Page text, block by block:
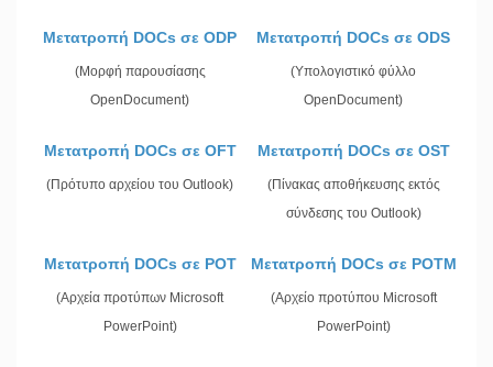
Μετατροπή DOCs σε ODP
(Μορφή παρουσίασης
OpenDocument)
Μετατροπή DOCs σε ODS
(Υπολογιστικό φύλλο
OpenDocument)
Μετατροπή DOCs σε OFT
(Πρότυπο αρχείου του Outlook)
Μετατροπή DOCs σε OST
(Πίνακας αποθήκευσης εκτός
σύνδεσης του Outlook)
Μετατροπή DOCs σε POT
(Αρχεία προτύπων Microsoft
PowerPoint)
Μετατροπή DOCs σε POTM
(Αρχείο προτύπου Microsoft
PowerPoint)